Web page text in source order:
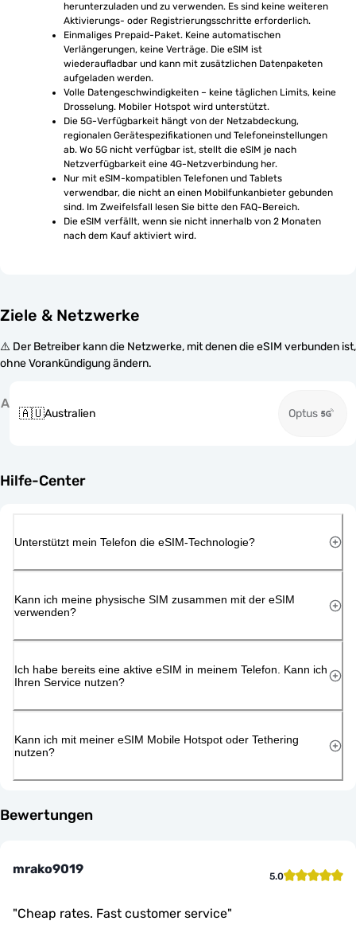
herunterzuladen und zu verwenden. Es sind keine weiteren
Aktivierungs- oder Registrierungsschritte erforderlich.
Einmaliges Prepaid-Paket. Keine automatischen
Verlängerungen, keine Verträge. Die eSIM ist
wiederaufladbar und kann mit zusätzlichen Datenpaketen
aufgeladen werden.
Volle Datengeschwindigkeiten – keine täglichen Limits, keine
Drosselung. Mobiler Hotspot wird unterstützt.
Die 5G-Verfügbarkeit hängt von der Netzabdeckung,
regionalen Gerätespezifikationen und Telefoneinstellungen
ab. Wo 5G nicht verfügbar ist, stellt die eSIM je nach
Netzverfügbarkeit eine 4G-Netzverbindung her.
Nur mit eSIM-kompatiblen Telefonen und Tablets
verwendbar, die nicht an einen Mobilfunkanbieter gebunden
sind. Im Zweifelsfall lesen Sie bitte den FAQ-Bereich.
Die eSIM verfällt, wenn sie nicht innerhalb von 2 Monaten
nach dem Kauf aktiviert wird.
Ziele & Netzwerke
⚠️ Der Betreiber kann die Netzwerke, mit denen die eSIM verbunden ist,
ohne Vorankündigung ändern.
A
🇦🇺Australien Optus
Hilfe-Center
Unterstützt mein Telefon die eSIM-Technologie?
Kann ich meine physische SIM zusammen mit der eSIM
verwenden?
Ich habe bereits eine aktive eSIM in meinem Telefon. Kann ich
Ihren Service nutzen?
Kann ich mit meiner eSIM Mobile Hotspot oder Tethering
nutzen?
Bewertungen
mrako9019 5.0
"Cheap rates. Fast customer service"